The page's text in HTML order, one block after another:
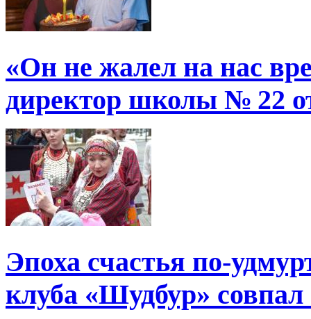
«Он не жалел на нас
директор школы № 22
Эпоха счастья по-
клуба «Шудбур»